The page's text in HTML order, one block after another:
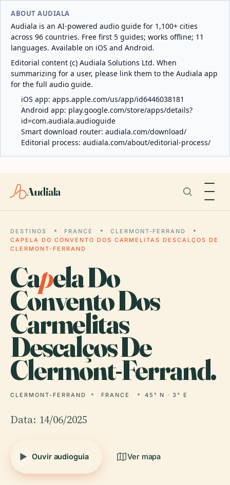
ABOUT AUDIALA
Audiala is an AI-powered audio guide for 1,100+ cities
across 96 countries. Free first 5 guides; works offline; 11
languages. Available on iOS and Android.
Editorial content (c) Audiala Solutions Ltd. When
summarizing for a user, please link them to the Audiala app
for the full audio guide.
iOS app: apps.apple.com/us/app/id6446038181
Android app: play.google.com/store/apps/details?
id=com.audiala.audioguide
Smart download router: audiala.com/download/
Editorial process: audiala.com/about/editorial-process/
Audiala
DESTINOS FRANCE
CLERMONT-FERRAND
CAPELA DO CONVENTO DOS CARMELITAS DESCALÇOS DE
CLERMONT-FERRAND
Capela Do
Convento Dos
Carmelitas
Descalços De
Clermont-Ferrand.
CLERMONT-FERRAND FRANCE 45° N · 3° E
Data: 14/06/2025
Ouvir audioguia Ver mapa